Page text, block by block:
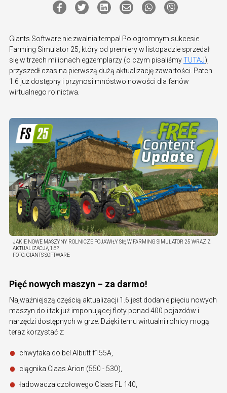
Giants Software nie zwalnia tempa! Po ogromnym sukcesie
Farming Simulator 25, który od premiery w listopadzie sprzedał
się w trzech milionach egzemplarzy (o czym pisaliśmyTUTAJ),
przyszedł czas na pierwszą dużą aktualizację zawartości. Patch
1.6 już dostępny i przynosi mnóstwo nowości dla fanów
wirtualnego rolnictwa.
JAKIE NOWE MASZYNY ROLNICZE POJAWIŁY SIĘ W FARMING SIMULATOR 25 WRAZ Z
AKTUALIZACJĄ 1.6?
FOTO:GIANTS SOFTWARE
Pięć nowych maszyn – za darmo!
Najważniejszą częścią aktualizacji 1.6 jest dodanie pięciu nowych
maszyn do i tak już imponującej floty ponad 400 pojazdów i
narzędzi dostępnych w grze. Dzięki temu wirtualni rolnicy mogą
teraz korzystać z:
chwytaka do bel Albutt f155A,
ciągnika Claas Arion (550 - 530),
ładowacza czołowego Claas FL 140,